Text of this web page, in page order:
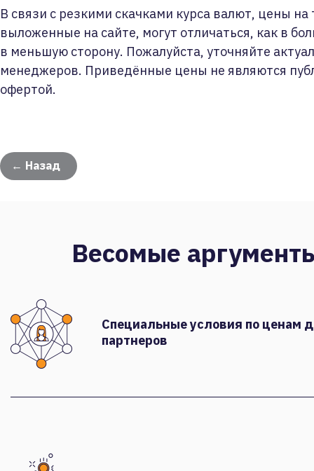
В связи с резкими скачками курса валют, цены на
выложенные на сайте, могут отличаться, как в
в меньшую сторону. Пожалуйста, уточняйте
менеджеров. Приведённые цены не являются
офертой.
← Назад
Весомые
Специальные условия по ценам
партнеров